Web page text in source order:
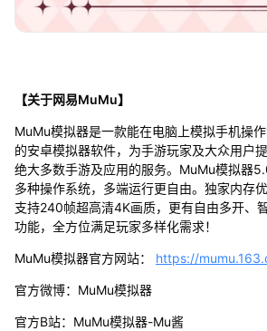
【关于网易MuMu】
MuMu模拟器是一款能在电脑上模拟手机操
的安卓模拟器软件，为手游玩家及大众用户
绝大多数手游及应用的服务。MuMu模拟器
多种操作系统，多端运行更自由。独家内存
支持240帧超高清4K画质，更有自由多开、
功能，全方位满足玩家多样化需求！
MuMu模拟器官方网站： https://
官方微博：MuMu模拟器
官方B站：MuMu模拟器-Mu酱